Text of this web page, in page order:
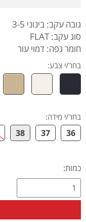
גובה עקב: בינוני 3-5
סוג עקב: FLAT
חומר גפה: דמוי עור
בחר/י צבע:
בחר/י מידה:
36
37
38
כמות: